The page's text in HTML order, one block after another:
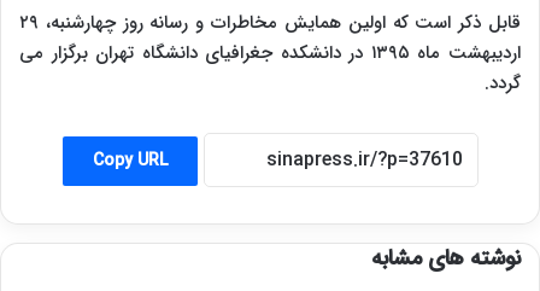
قابل ذکر است که اولین همایش مخاطرات و رسانه روز چهارشنبه، ۲۹
اردیبهشت ماه ۱۳۹۵ در دانشکده جغرافیای دانشگاه تهران برگزار می
گردد.
Copy URL
نوشته های مشابه